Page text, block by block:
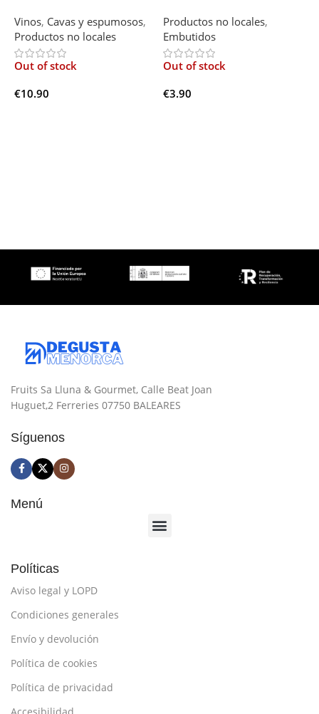
Vinos, Cavas y espumosos,
Productos no locales
Out of stock
€10.90
Productos no locales,
Embutidos
Out of stock
€3.90
Fruits Sa Lluna & Gourmet, Calle Beat Joan
Huguet,2 Ferreries 07750 BALEARES
Síguenos
Menú
Políticas
Aviso legal y LOPD
Condiciones generales
Envío y devolución
Política de cookies
Política de privacidad